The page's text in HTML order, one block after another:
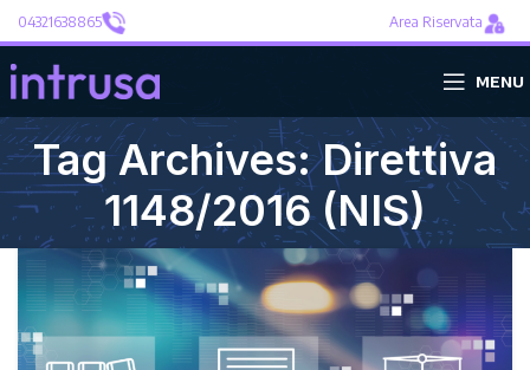
04321638865 Area Riservata
MENU
Tag Archives: Direttiva
1148/2016 (NIS)